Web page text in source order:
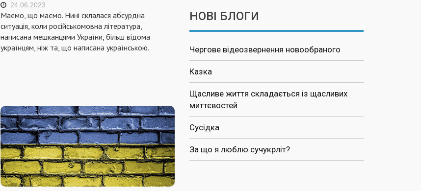
24.06.2023
Маємо, що маємо. Нині склалася абсурдна
ситуація, коли російськомовна література,
написана мешканцями України, більш відома
українцям, ніж та, що написана українською.
НОВІ БЛОГИ
Чергове відеозвернення новообраного
Казка
Щасливе життя складається із щасливих
миттєвостей
Сусідка
За що я люблю сучукрліт?